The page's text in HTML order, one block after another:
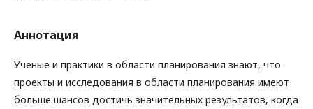
Аннотация
Ученые и практики в области планирования знают, что
проекты и исследования в области планирования имеют
больше шансов достичь значительных результатов, когда